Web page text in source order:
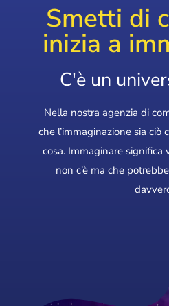
Smetti di
inizia a
C'è un
Nella nostra agenzia di
che l’immaginazione sia ciò
cosa. Immaginare significa
non c’è ma che